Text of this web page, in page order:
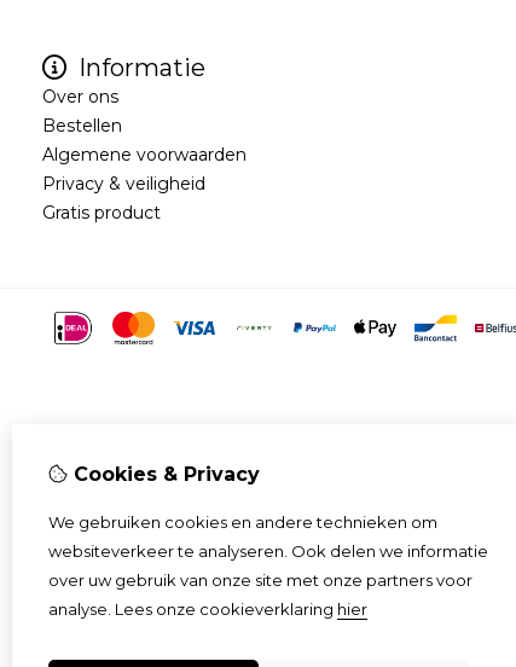
Informatie
Over ons
Bestellen
Algemene voorwaarden
Privacy & veiligheid
Gratis product
Cookies & Privacy
We gebruiken cookies en andere technieken om
websiteverkeer te analyseren. Ook delen we informatie
over uw gebruik van onze site met onze partners voor
analyse. Lees onze cookieverklaring hier